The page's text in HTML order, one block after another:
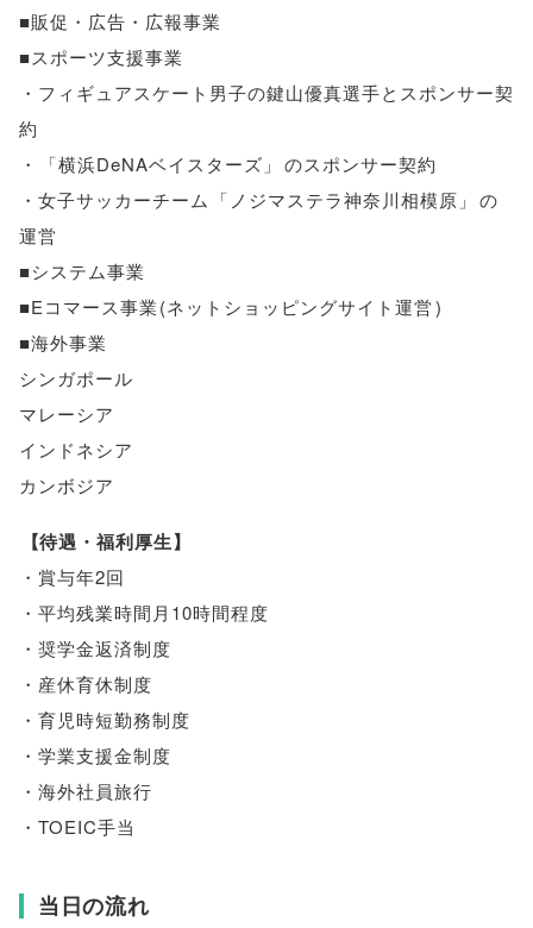
■販促・広告・広報事業
■スポーツ支援事業
・フィギュアスケート男子の鍵山優真選手とスポンサー契
約
・
「横浜DeNAベイスターズ 」 のスポンサー契約
・女子サッカーチーム 「 ノジマステラ神奈川相模原 」 の
運営
■システム事業
■Eコマース事業(ネットショッピングサイト運営)
■海外事業
シンガポール
マレーシア
インドネシア
カンボジア
【待遇・福利厚生】
・賞与年2回
・平均残業時間月10時間程度
・奨学金返済制度
・産休育休制度
・育児時短勤務制度
・学業支援金制度
・海外社員旅行
・TOEIC手当
当日の流れ